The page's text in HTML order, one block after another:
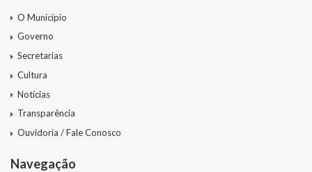
O Município
Governo
Secretarias
Cultura
Notícias
Transparência
Ouvidoria / Fale Conosco
Navegação